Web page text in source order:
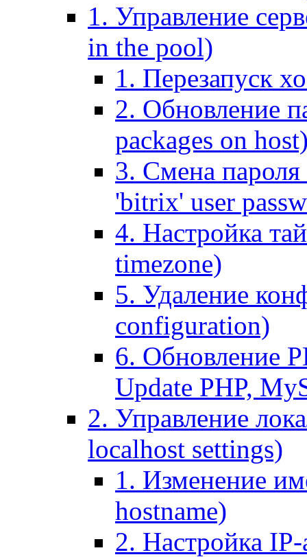
1. Управление
in the pool)
1. Перезапуск
2. Обновление
packages on
3. Смена пароля
'bitrix' user
4. Настройка
timezone)
5. Удаление
configuration)
6. Обновление
Update PHP,
2. Управление
localhost settings)
1. Изменение
hostname)
2. Настройка IP-